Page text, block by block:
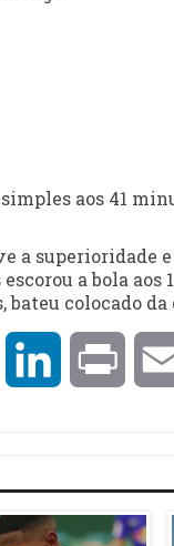
aos 41
a
a bola
colocado da
Twitter LinkedInPrint